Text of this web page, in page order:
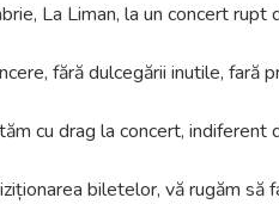
La Liman, la un concert rupt
fără dulcegării inutile, fară
cu drag la concert, indiferent
biletelor, vă rugăm să